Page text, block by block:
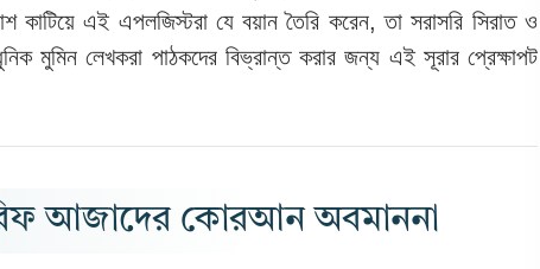
কাটিয়ে এই এপলজিস্টরা যে বয়ান তৈরি করেন, তা সরাসরি সিরাত ও
মুমিন লেখকরা পাঠকদের বিভ্রান্ত করার জন্য এই সূরার প্রেক্ষাপট
আজাদের কোরআন অবমাননা